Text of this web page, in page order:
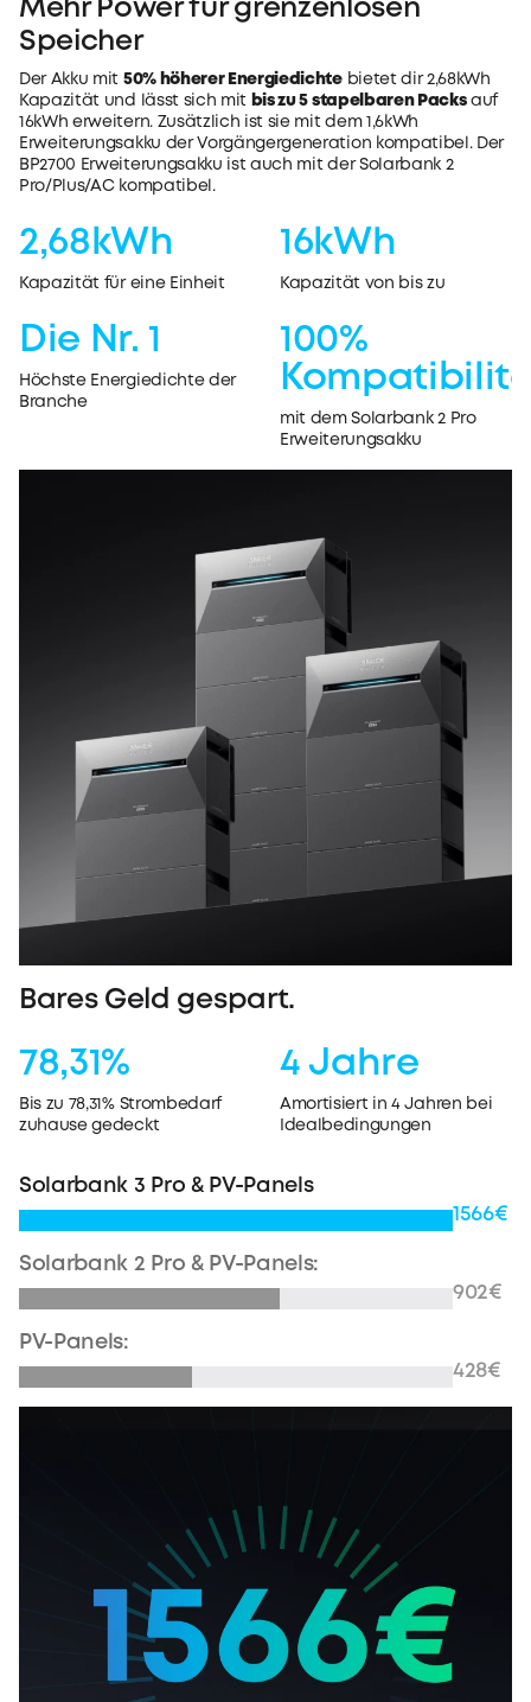
Mehr Power für grenzenlosen
Speicher
Der Akku mit 50% höherer Energiedichtebietet dir 2,68kWh
Kapazität und lässt sich mit bis zu 5 stapelbaren Packsauf
16kWh erweitern. Zusätzlich ist sie mit dem 1,6kWh
Erweiterungsakku der Vorgängergeneration kompatibel. Der
BP2700 Erweiterungsakku ist auch mit der Solarbank 2
Pro/Plus/AC kompatibel.
2,68kWh
Kapazität für eine Einheit
16kWh
Kapazität von bis zu
Die Nr. 1
Höchste Energiedichte der
Branche
100%
mit dem Solarbank 2 Pro
Erweiterungsakku
Bares Geld gespart.
78,31%
Bis zu 78,31% Strombedarf
zuhause gedeckt
4 Jahre
Amortisiert in 4 Jahren bei
Idealbedingungen
Solarbank 3 Pro & PV-Panels
1566€
Solarbank 2 Pro & PV-Panels:
902€
PV-Panels:
428€